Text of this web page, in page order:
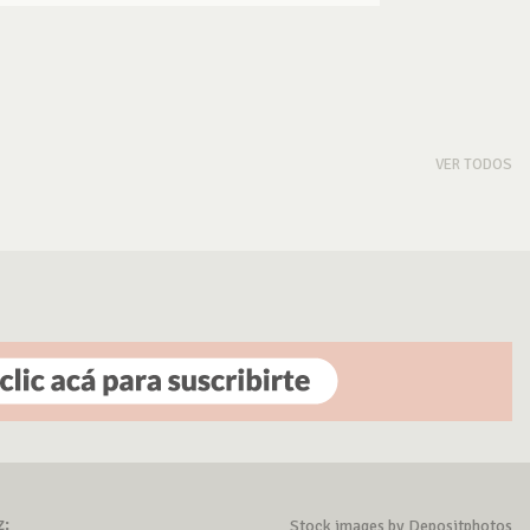
VER TODOS
Stock images by Depositphotos